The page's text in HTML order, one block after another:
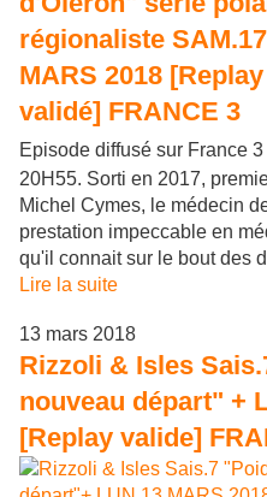
Episode diffusé sur France
20H55. Sorti en 2017,
Michel Cymes, le médecin
prestation impeccable en
qu'il connait sur le bout des
Lire la suite
13 mars 2018
Rizzoli & Isles
nouveau départ" +
[Replay valide]